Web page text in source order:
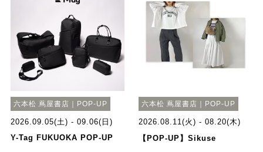
六本松 蔦屋書店｜POP-UP
2026.09.05(土) - 09.06(日)
Y-Tag FUKUOKA POP-UP
六本松 蔦屋書店｜POP-UP
2026.08.11(火) - 08.20(木)
【POP-UP】Sikuse